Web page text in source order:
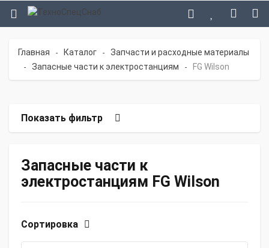
Главная - Каталог - Запчасти и расходные материалы
- Запасные части к электростанциям - FG Wilson
Показать фильтр
Запасные части к
электростанциям FG Wilson
Сортировка